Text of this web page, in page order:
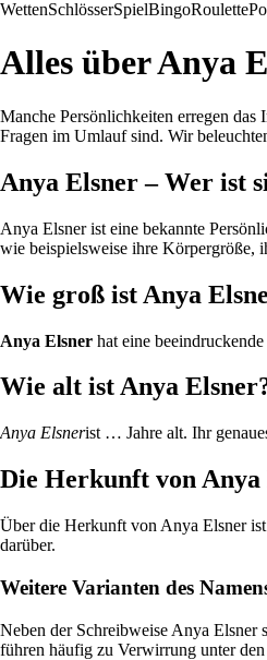
WettenSchlösserSpielBingoRoulette
Alles über Anya
Manche Persönlichkeiten erregen
Fragen im Umlauf sind. Wir
Anya Elsner – Wer ist
Anya Elsner ist eine bekannte
wie beispielsweise ihre Körpergröße,
Wie groß ist Anya
Anya Elsner hat eine
Wie alt ist Anya
Anya Elsnerist … Jahre alt. Ihr
Die Herkunft von Anya
Über die Herkunft von Anya Elsner
darüber.
Weitere Varianten des
Neben der Schreibweise Anya Elsner
führen häufig zu Verwirrung unter den